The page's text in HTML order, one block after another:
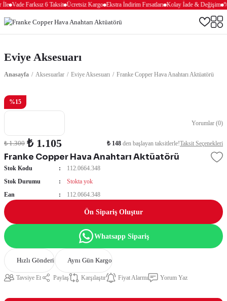
Vade Farksız 6 Taksit Ücretsiz Kargo Ekstra İndirim Fırsatları Kolay İade & Değişim
Eviye Aksesuarı
Anasayfa Aksesuarlar Eviye Aksesuarı Franke Copper Hava Anahtarı Aktüatörü
%15
Yorumlar (0)
Franke Copper Hava Anahtarı Aktüatörü
₺ 1.300 ₺ 1.105 ₺ 148 den başlayan taksitlerle!Taksit Seçenekleri
Stok Kodu
112.0664.348
Stok Durumu
Stokta yok
Ean
112.0664.348
Ön Sipariş Oluştur
Whatsapp Sipariş
Hızlı Gönderi Aynı Gün Kargo
Tavsiye Et Paylaş Karşılaştır Fiyat Alarmı Yorum Yaz